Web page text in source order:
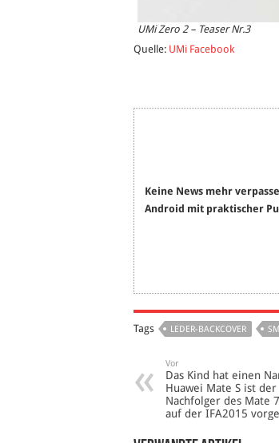
UMi Zero 2 – Teaser Nr.3
Quelle: UMi Facebook
Keine News mehr
Android mit praktischer
Tags LEDER-BACKCOVER
Vor
Das Kind hat einen
Huawei Mate S ist der
Nachfolger des Mate
auf der IFA2015